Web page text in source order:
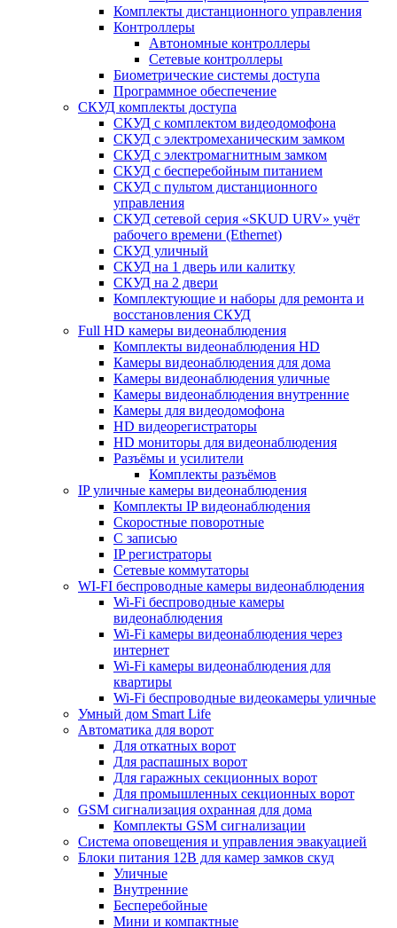
Комплекты дистанционного управления
Контроллеры
Автономные контроллеры
Сетевые контроллеры
Биометрические системы доступа
Программное обеспечение
СКУД комплекты доступа
СКУД с комплектом видеодомофона
СКУД с электромеханическим замком
СКУД с электромагнитным замком
СКУД с бесперебойным питанием
СКУД с пультом дистанционного
управления
СКУД сетевой серия «SKUD URV» учёт
рабочего времени (Ethernet)
СКУД уличный
СКУД на 1 дверь или калитку
СКУД на 2 двери
Комплектующие и наборы для ремонта и
восстановления СКУД
Full HD камеры видеонаблюдения
Комплекты видеонаблюдения HD
Камеры видеонаблюдения для дома
Камеры видеонаблюдения уличные
Камеры видеонаблюдения внутренние
Камеры для видеодомофона
HD видеорегистраторы
HD мониторы для видеонаблюдения
Разъёмы и усилители
Комплекты разъёмов
IP уличные камеры видеонаблюдения
Комплекты IP видеонаблюдения
Скоростные поворотные
С записью
IP регистраторы
Сетевые коммутаторы
WI-FI беспроводные камеры видеонаблюдения
Wi-Fi беспроводные камеры
видеонаблюдения
Wi-Fi камеры видеонаблюдения через
интернет
Wi-Fi камеры видеонаблюдения для
квартиры
Wi-Fi беспроводные видеокамеры уличные
Умный дом Smart Life
Автоматика для ворот
Для откатных ворот
Для распашных ворот
Для гаражных секционных ворот
Для промышленных секционных ворот
GSM сигнализация охранная для дома
Комплекты GSM сигнализации
Cистема оповещения и управления эвакуацией
Блоки питания 12В для камер замков скуд
Уличные
Внутренние
Бесперебойные
Мини и компактные